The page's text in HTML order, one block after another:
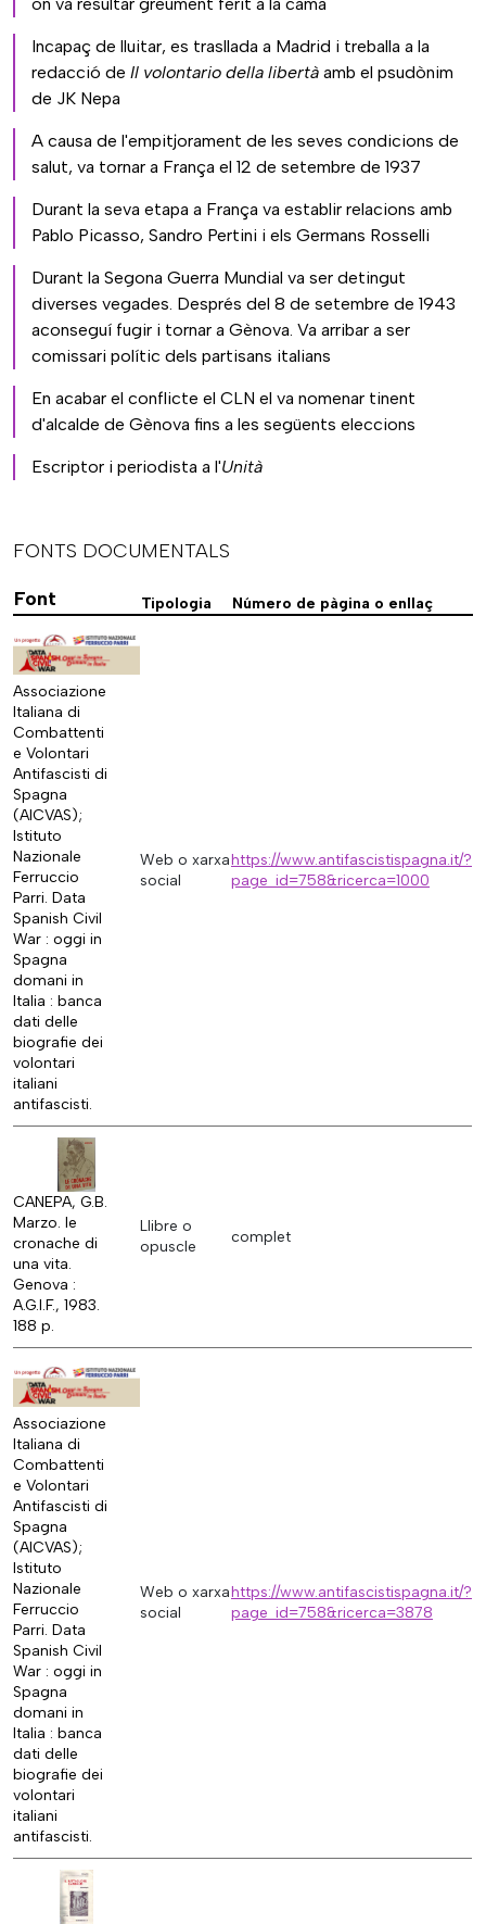
on va resultar greument ferit a la cama
Incapaç de lluitar, es trasllada a Madrid i treballa a la
redacció de Il volontario della libertà amb el psudònim
de JK Nepa
A causa de l'empitjorament de les seves condicions de
salut, va tornar a França el 12 de setembre de 1937
Durant la seva etapa a França va establir relacions amb
Pablo Picasso, Sandro Pertini i els Germans Rosselli
Durant la Segona Guerra Mundial va ser detingut
diverses vegades. Després del 8 de setembre de 1943
aconseguí fugir i tornar a Gènova. Va arribar a ser
comissari polític dels partisans italians
En acabar el conflicte el CLN el va nomenar tinent
d'alcalde de Gènova fins a les següents eleccions
Escriptor i periodista a l'Unità
FONTS DOCUMENTALS
Font
Tipologia Número de pàgina o enllaç
Associazione
Italiana di
Combattenti
e Volontari
Antifascisti di
Spagna
(AICVAS);
Istituto
Nazionale
Ferruccio
Parri. Data
Spanish Civil
War : oggi in
Spagna
domani in
Italia : banca
dati delle
biografie dei
volontari
italiani
antifascisti.
Web o xarxa
social
https://www.antifascistispagna.it/?
page_id=758&ricerca=1000
CANEPA, G.B.
Marzo. le
cronache di
una vita.
Genova :
A.G.I.F., 1983.
188 p.
Llibre o
opuscle
complet
Associazione
Italiana di
Combattenti
e Volontari
Antifascisti di
Spagna
(AICVAS);
Istituto
Nazionale
Ferruccio
Parri. Data
Spanish Civil
War : oggi in
Spagna
domani in
Italia : banca
dati delle
biografie dei
volontari
italiani
antifascisti.
Web o xarxa
social
https://www.antifascistispagna.it/?
page_id=758&ricerca=3878